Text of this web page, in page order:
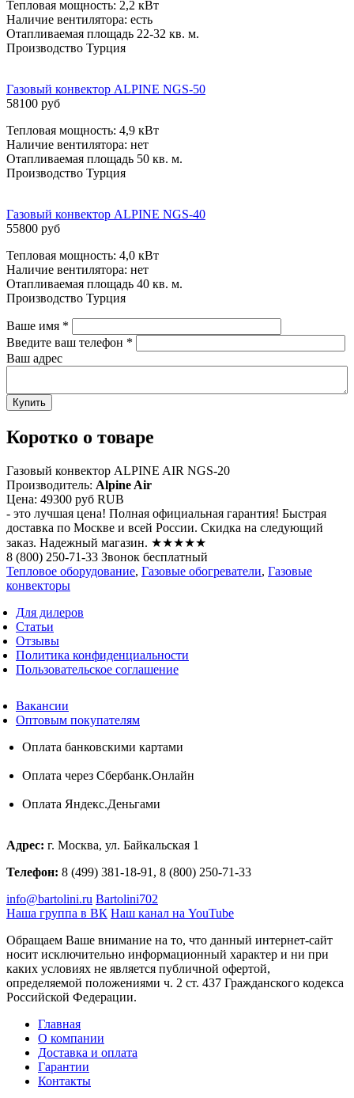
Тепловая мощность: 2,2 кВт
Наличие вентилятора: есть
Отапливаемая площадь 22-32 кв. м.
Производство Турция
Газовый конвектор ALPINE NGS-50
58100 руб
Тепловая мощность: 4,9 кВт
Наличие вентилятора: нет
Отапливаемая площадь 50 кв. м.
Производство Турция
Газовый конвектор ALPINE NGS-40
55800 руб
Тепловая мощность: 4,0 кВт
Наличие вентилятора: нет
Отапливаемая площадь 40 кв. м.
Производство Турция
Ваше имя *
Введите ваш телефон *
Ваш адрес
Коротко о товаре
Газовый конвектор ALPINE AIR NGS-20
Производитель: Alpine Air
Цена: 49300 руб RUB
- это лучшая цена! Полная официальная гарантия! Быстрая
доставка по Москве и всей России. Скидка на следующий
заказ. Надежный магазин. ★★★★★
8 (800) 250-71-33 Звонок бесплатный
Тепловое оборудование, Газовые обогреватели, Газовые
конвекторы
Для дилеров
Статьи
Отзывы
Политика конфиденциальности
Пользовательское соглашение
Вакансии
Оптовым покупателям
Оплата банковскими картами
Оплата через Сбербанк.Онлайн
Оплата Яндекс.Деньгами
Адрес: г. Москва, ул. Байкальская 1
Телефон: 8 (499) 381-18-91, 8 (800) 250-71-33
info@bartolini.ru Bartolini702
Наша группа в ВК Наш канал на YouTube
Обращаем Ваше внимание на то, что данный интернет-сайт
носит исключительно информационный характер и ни при
каких условиях не является публичной офертой,
определяемой положениями ч. 2 ст. 437 Гражданского кодекса
Российской Федерации.
Главная
О компании
Доставка и оплата
Гарантии
Контакты